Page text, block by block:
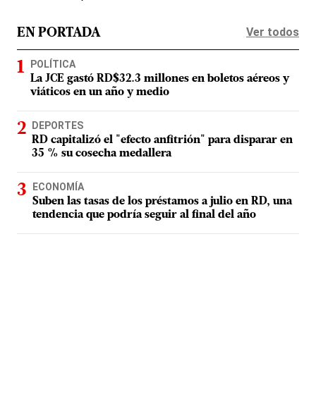
EN PORTADA Ver todos
POLÍTICA
La JCE gastó RD$32.3 millones en boletos aéreos y
viáticos en un año y medio
DEPORTES
RD capitalizó el "efecto anfitrión" para disparar en
35 % su cosecha medallera
ECONOMÍA
Suben las tasas de los préstamos a julio en RD, una
tendencia que podría seguir al final del año